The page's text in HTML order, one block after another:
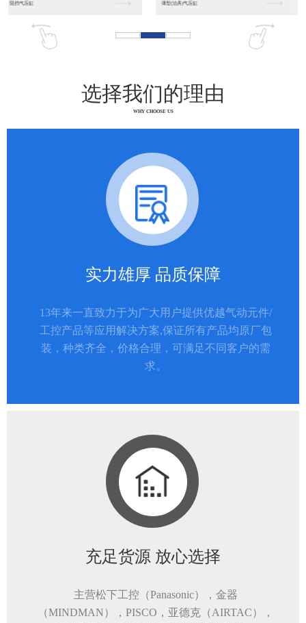
松下人机界面DP10... 数字光钎传感器FX-...
选择我们的理由
WHY CHOOSE US
实力雄厚 品质保障
13年来一直致力于为广大用户提供优越气动元件/
工控产品等应用解决方案,保证所有产品均原厂包
装，种类齐全，价格合理，可满足不同客户的需
求。
充足货源 放心选择
主营松下工控（Panasonic），金器
（MINDMAN），PISCO，亚德克（AIRTAC），